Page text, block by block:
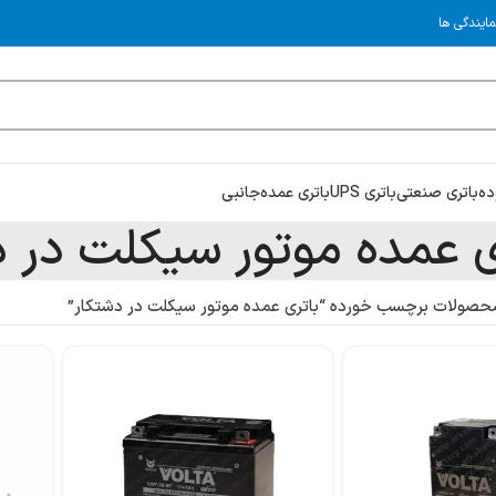
ها
باتری صنعتیباتری UPS باتری عمدهجانبی
عمده موتور سیکلت در
برچسب خورده “باتری عمده موتور سیکلت در دشتکار”